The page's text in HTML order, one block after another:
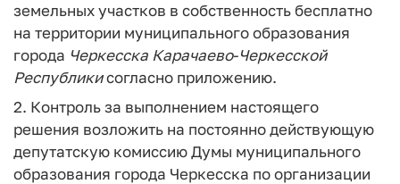
земельных участков в собственность бесплатно
на территории муниципального образования
города Черкесска Карачаево-Черкесской
Республикисогласно приложению.
2. Контроль за выполнением настоящего
решения возложить на постоянно действующую
депутатскую комиссию Думы муниципального
образования города Черкесска по организации